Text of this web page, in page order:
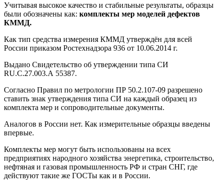
Учитывая высокое качество и стабильные результаты, образцы
были обозначены как: комплекты мер моделей дефектов
КММД.
Как тип средства измерения КММД утверждён для всей
России приказом Ростехнадзора 936 от 10.06.2014 г.
Выдано Свидетельство об утверждении типа СИ
RU.C.27.003.А 55387.
Согласно Правил по метрологии ПР 50.2.107-09 разрешено
ставить знак утверждения типа СИ на каждый образец из
комплекта мер и сопроводительные документы.
Аналогов в России нет. Как измерительные образцы введены
впервые.
Комплекты мер могут быть использованы на всех
предприятиях народного хозяйства энергетика, строительство,
нефтяная и газовая промышленность РФ и стран СНГ, где
действуют такие же ГОСТы как и в России.